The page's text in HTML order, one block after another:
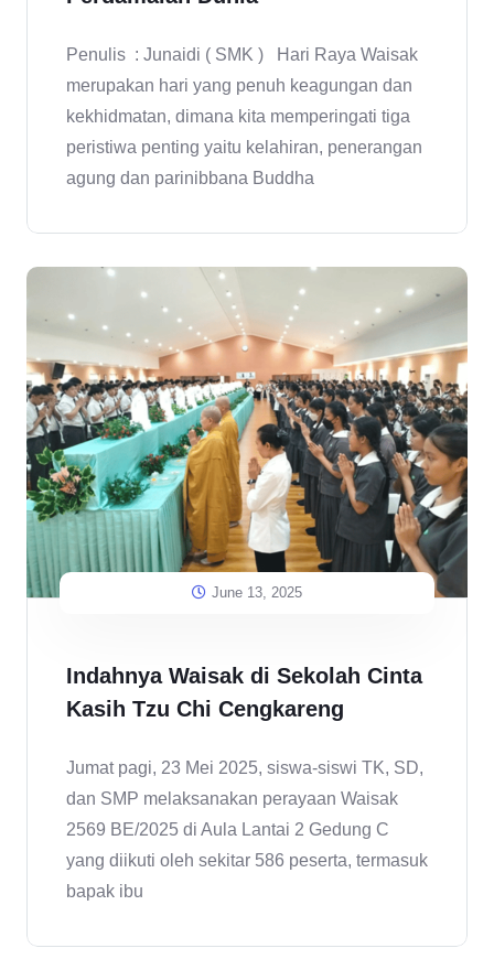
Penulis : Junaidi ( SMK ) Hari Raya Waisak
merupakan hari yang penuh keagungan dan
kekhidmatan, dimana kita memperingati tiga
peristiwa penting yaitu kelahiran, penerangan
agung dan parinibbana Buddha
June 13, 2025
Indahnya Waisak di Sekolah Cinta
Kasih Tzu Chi Cengkareng
Jumat pagi, 23 Mei 2025, siswa-siswi TK, SD,
dan SMP melaksanakan perayaan Waisak
2569 BE/2025 di Aula Lantai 2 Gedung C
yang diikuti oleh sekitar 586 peserta, termasuk
bapak ibu